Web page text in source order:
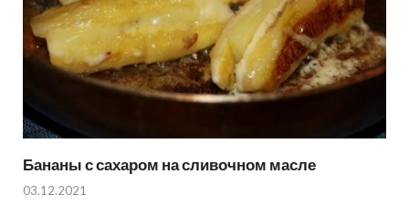
Бананы с сахаром на сливочном масле
03.12.2021